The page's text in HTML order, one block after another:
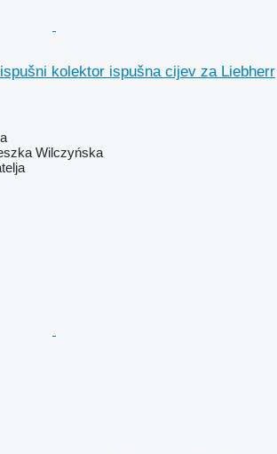
kolektor ispušna cijev za Liebherr
Wilczyńska